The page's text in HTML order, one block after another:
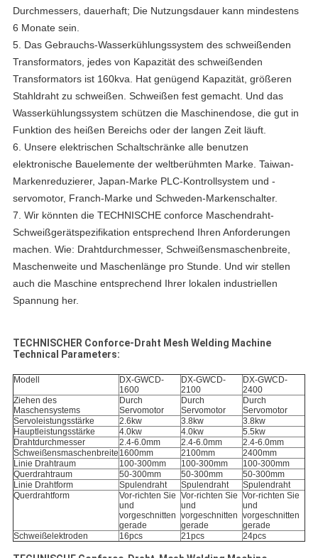
Durchmessers, dauerhaft; Die Nutzungsdauer kann mindestens
6 Monate sein.
5. Das Gebrauchs-Wasserkühlungssystem des schweißenden
Transformators, jedes von Kapazität des schweißenden
Transformators ist 160kva. Hat genügend Kapazität, größeren
Stahldraht zu schweißen. Schweißen fest gemacht. Und das
Wasserkühlungssystem schützen die Maschinendose, die gut in
Funktion des heißen Bereichs oder der langen Zeit läuft.
6. Unsere elektrischen Schaltschränke alle benutzen
elektronische Bauelemente der weltberühmten Marke. Taiwan-
Markenreduzierer, Japan-Marke PLC-Kontrollsystem und -
servomotor, Franch-Marke und Schweden-Markenschalter.
7. Wir könnten die TECHNISCHE conforce Maschendraht-
Schweißgerätspezifikation entsprechend Ihren Anforderungen
machen. Wie: Drahtdurchmesser, Schweißensmaschenbreite,
Maschenweite und Maschenlänge pro Stunde. Und wir stellen
auch die Maschine entsprechend Ihrer lokalen industriellen
Spannung her.
TECHNISCHER Conforce-Draht Mesh Welding Machine
Technical Parameters:
Modell
DX-GWCD-
1600
DX-GWCD-
2100
DX-GWCD-
2400
Ziehen des
Maschensystems
Durch
Servomotor
Durch
Servomotor
Durch
Servomotor
Servoleistungsstärke
2.6kw 3.8kw
3.8kw
Hauptleistungsstärke
4.0kw 4.0kw
5.5kw
Drahtdurchmesser
2.4-6.0mm 2.4-6.0mm
2.4-6.0mm
Schweißensmaschenbreite 1600mm 2100mm
2400mm
Linie Drahtraum
100-300mm 100-300mm
100-300mm
Querdrahtraum
50-300mm 50-300mm
50-300mm
Linie Drahtform
Spulendraht Spulendraht
Spulendraht
Querdrahtform
Vor-richten Sie
und
vorgeschnitten
gerade
Vor-richten Sie
und
vorgeschnitten
gerade
Vor-richten Sie
und
vorgeschnitten
gerade
Schweißelektroden
16pcs 21pcs 24pcs